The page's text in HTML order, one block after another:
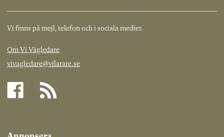
Vi finns på mejl, telefon och i sociala medier.
Om Vi Vägledare
vivagledare@vilarare.se